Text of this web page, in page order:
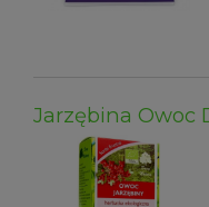
Jarzębina Owoc